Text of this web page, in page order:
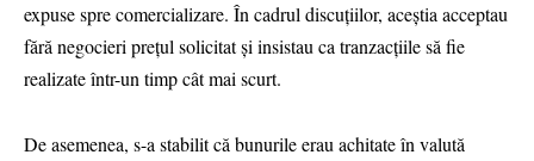
expuse spre comercializare. În cadrul discuțiilor, aceștia acceptau
fără negocieri prețul solicitat și insistau ca tranzacțiile să fie
realizate într-un timp cât mai scurt.
De asemenea, s-a stabilit că bunurile erau achitate în valută